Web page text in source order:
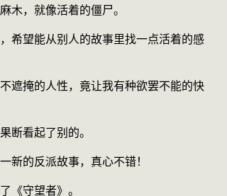
，就像活着的僵尸。
望能从别人的故事里找一点活着的感
掩的人性，竟让我有种欲罢不能的快
看起了别的。
的反派故事，真心不错！
守望者》。